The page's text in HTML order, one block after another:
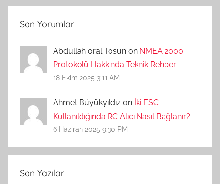
Son Yorumlar
Abdullah oral Tosun on NMEA 2000
Protokolü Hakkında Teknik Rehber
18 Ekim 2025 3:11 AM
Ahmet Büyükyıldız on İki ESC
Kullanıldığında RC Alıcı Nasıl Bağlanır?
6 Haziran 2025 9:30 PM
Son Yazılar